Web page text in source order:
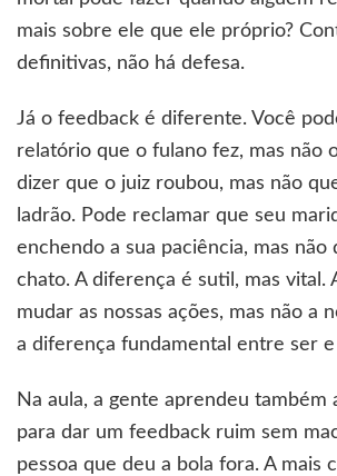
mais sobre ele que ele próprio?
definitivas, não há defesa.
Já o feedback é diferente. Você
relatório que o fulano fez, mas não
dizer que o juiz roubou, mas não
ladrão. Pode reclamar que seu
enchendo a sua paciência, mas não
chato. A diferença é sutil, mas vital.
mudar as nossas ações, mas não a
a diferença fundamental entre ser e
Na aula, a gente aprendeu também
para dar um feedback ruim sem
pessoa que deu a bola fora. A mais